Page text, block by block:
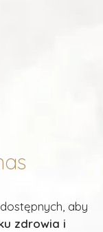
aby
zdrowia i